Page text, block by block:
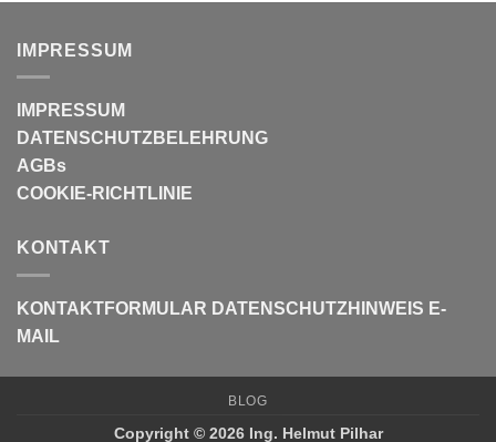
IMPRESSUM
IMPRESSUM
DATENSCHUTZBELEHRUNG
AGBs
COOKIE-RICHTLINIE
KONTAKT
KONTAKTFORMULAR DATENSCHUTZHINWEIS E-
MAIL
BLOG
Copyright © 2026 Ing. Helmut Pilhar